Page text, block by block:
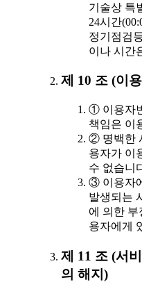
기술상 특
24시간
정기점검
이나 시간
제 10 조 (이
① 이용자
책임은 이
② 명백한
용자가 이
수 없습니
③ 이용자
발생되는
에 의한 부
용자에게
제 11 조 (서
의 해지)